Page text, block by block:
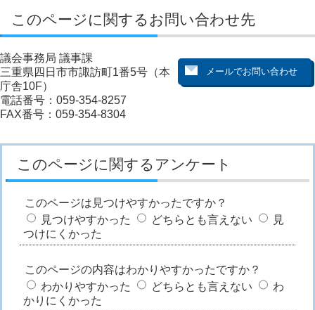
このページに関するお問い合わせ先
議会事務局 議事課
三重県四日市市諏訪町1番5号（本
庁舎10F）
電話番号：059-354-8257
FAX番号：059-354-8304
このページに関するアンケート
このページは見つけやすかったですか？
見つけやすかった
どちらとも言えない
見
つけにくかった
このページの内容はわかりやすかったですか？
わかりやすかった
どちらとも言えない
わ
かりにくかった